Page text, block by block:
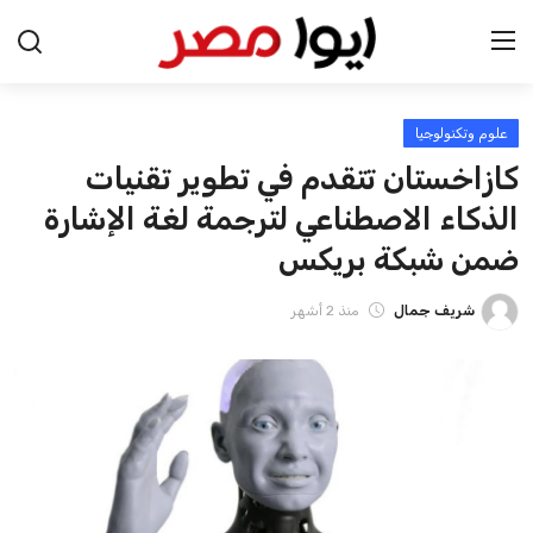
الرئيسية
اخبار مصر
عرب وعالم
اقتصاد
علوم وتكنولوجيا
كازاخستان تتقدم في تطوير تقنيات
الذكاء الاصطناعي لترجمة لغة الإشارة
ضمن شبكة بريكس
شريف جمال منذ 2 أشهر